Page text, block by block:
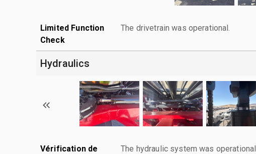
Limited Function
Check
The drivetrain was operational.
Hydraulics
Vérification de
The hydraulic system was operational.